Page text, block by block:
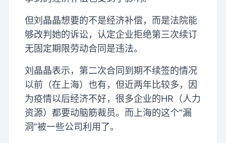
但刘晶晶想要的不是经济补偿，而是法院能
够改判她的诉讼，认定企业拒绝第三次续订
无固定期限劳动合同是违法。
刘晶晶表示，第二次合同到期不续签的情况
以前（在上海）也有，但近两年比较多，因
为疫情以后经济不好，很多企业的HR（人力
资源）都要动脑筋裁员。而上海的这个“漏
洞”被一些公司利用了。